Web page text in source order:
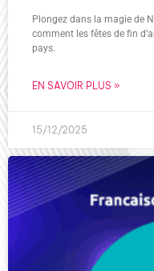
Plongez dans la magie de
comment les fêtes de fin
pays.
EN SAVOIR PLUS »
15/12/2025